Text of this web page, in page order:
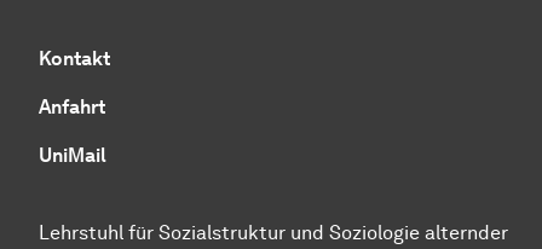
Kontakt
Anfahrt
UniMail
Lehrstuhl für Sozialstruktur und Soziologie alternder